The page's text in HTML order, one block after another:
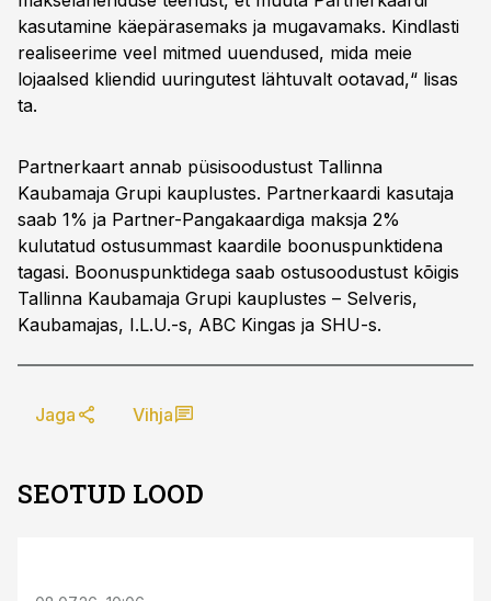
kasutamine käepärasemaks ja mugavamaks. Kindlasti
realiseerime veel mitmed uuendused, mida meie
lojaalsed kliendid uuringutest lähtuvalt ootavad,“ lisas
ta.
Partnerkaart annab püsisoodustust Tallinna
Kaubamaja Grupi kauplustes. Partnerkaardi kasutaja
saab 1% ja Partner-Pangakaardiga maksja 2%
kulutatud ostusummast kaardile boonuspunktidena
tagasi. Boonuspunktidega saab ostusoodustust kõigis
Tallinna Kaubamaja Grupi kauplustes – Selveris,
Kaubamajas, I.L.U.-s, ABC Kingas ja SHU-s.
Jaga Vihja
SEOTUD LOOD